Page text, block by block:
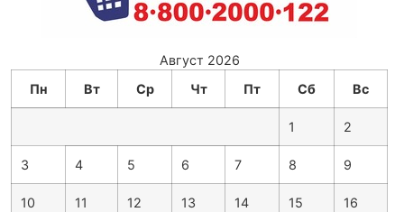
Август 2026
Пн
Вт Ср Чт Пт Сб Вс
1 2
3 4 5 6 7 8 9
10 11 12 13 14 15 16